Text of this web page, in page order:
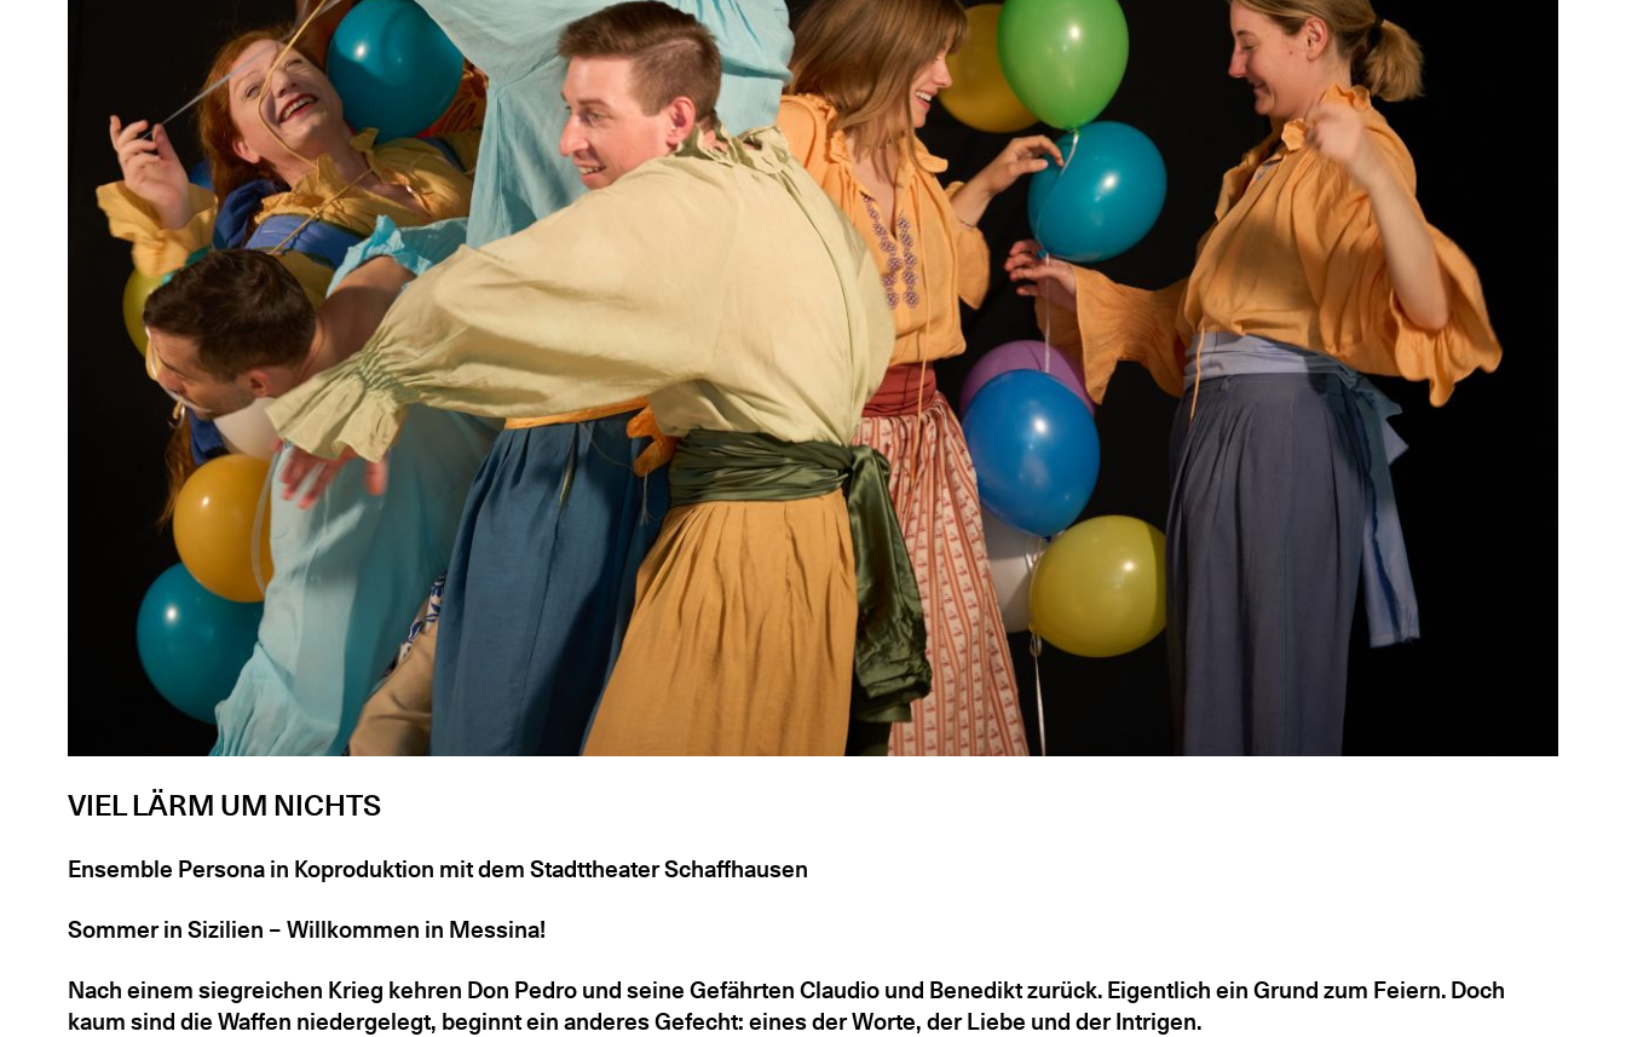
VIEL LÄRM UM NICHTS
Ensemble Persona in Koproduktion mit dem Stadttheater Schaffhausen
Sommer in Sizilien – Willkommen in Messina!
Nach einem siegreichen Krieg kehren Don Pedro und seine Gefährten Claudio und Benedikt zurück. Eigentlich ein Grund zum Feiern. Doch
kaum sind die Waffen niedergelegt, beginnt ein anderes Gefecht: eines der Worte, der Liebe und der Intrigen.